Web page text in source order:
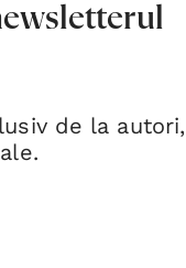
de la autori,